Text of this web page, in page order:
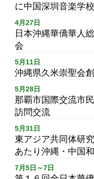
に中国深圳音楽学
4月27日
日本沖縄華僑華人
会
5月11日
沖縄県久米崇聖会
5月28日
那覇市国際交流市
訪問交流
5月31日
東アジア共同体研
あたり沖縄・中国
7月5日～7日